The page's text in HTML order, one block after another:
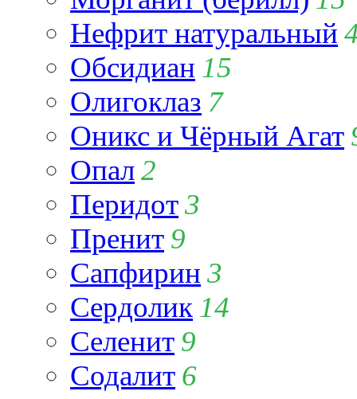
Нефрит натуральный
Обсидиан 15
Олигоклаз 7
Оникс и Чёрный Агат
Опал2
Перидот3
Пренит 9
Сапфирин 3
Сердолик 14
Селенит 9
Содалит 6